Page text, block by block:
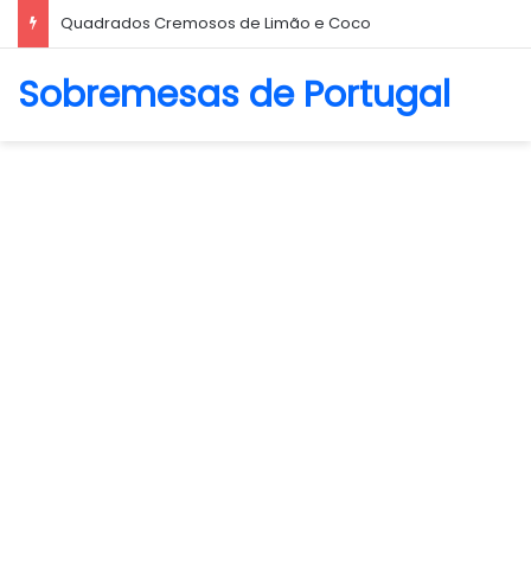
Biscoito Amanteigado
Sobremesas de Portugal